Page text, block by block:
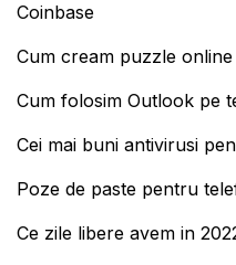
Coinbase
Cum cream puzzle online
Cum folosim Outlook pe
Cei mai buni antivirusi
Poze de paste pentru
Ce zile libere avem in